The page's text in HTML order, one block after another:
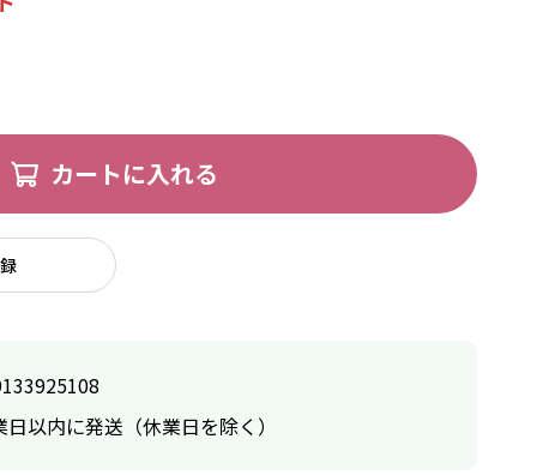
カートに入れる
日以内に発送（休業日を除く）